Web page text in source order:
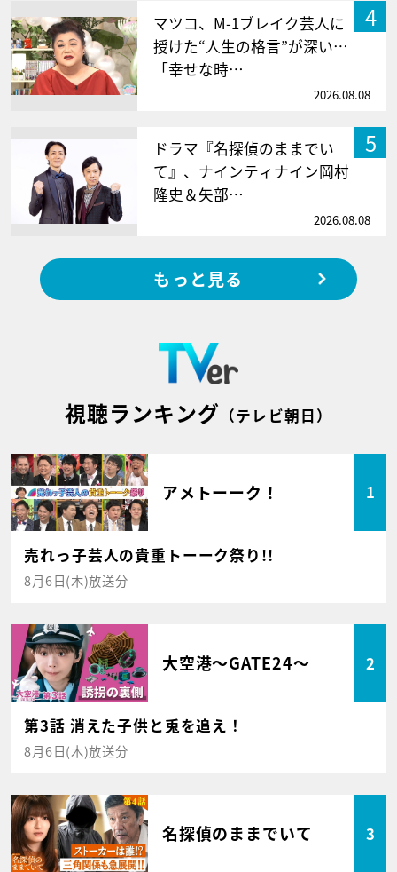
4
マツコ、M-1ブレイク芸人に
授けた“人生の格言”が深い…
「幸せな時…
2026.08.08
5
ドラマ『名探偵のままでい
て』、ナインティナイン岡村
隆史＆矢部…
2026.08.08
もっと見る
視聴ランキング （テレビ朝日）
アメトーーク！ 1
売れっ子芸人の貴重トーーク祭り!!
8月6日(木)放送分
大空港～GATE24～ 2
第3話 消えた子供と兎を追え！
8月6日(木)放送分
名探偵のままでいて 3